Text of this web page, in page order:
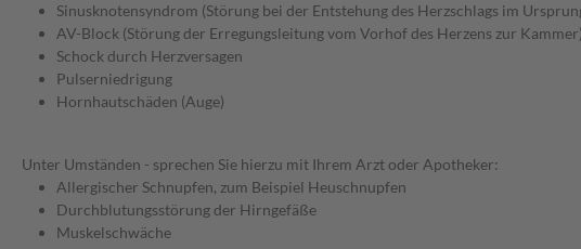
Sinusknotensyndrom (Störung bei der Entstehung des Herzschlags im
AV-Block (Störung der Erregungsleitung vom Vorhof des Herzens zur
Schock durch Herzversagen
Pulserniedrigung
Hornhautschäden (Auge)
Unter Umständen - sprechen Sie hierzu mit Ihrem Arzt oder Apotheker:
Allergischer Schnupfen, zum Beispiel Heuschnupfen
Durchblutungsstörung der Hirngefäße
Muskelschwäche